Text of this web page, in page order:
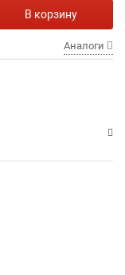
Аналоги
В корзину